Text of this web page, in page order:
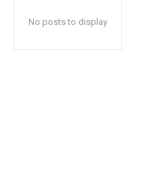
No posts to display